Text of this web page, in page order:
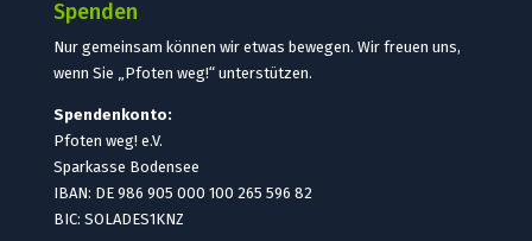
Spenden
Nur gemeinsam können wir etwas bewegen. Wir freuen uns,
wenn Sie „Pfoten weg!“ unterstützen.
Spendenkonto:
Pfoten weg! e.V.
Sparkasse Bodensee
IBAN: DE 986 905 000 100 265 596 82
BIC: SOLADES1KNZ